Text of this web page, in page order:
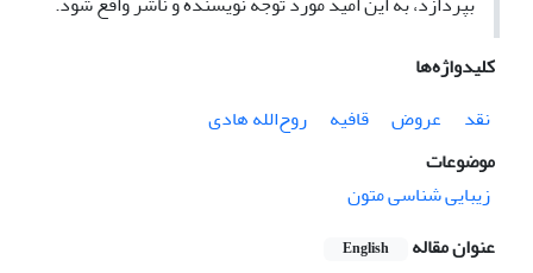
کلیدواژه‌ها
نقد
عروض قافیه
روح‌الله هادی
موضوعات
زیبایی شناسی متون
عنوان مقاله
English